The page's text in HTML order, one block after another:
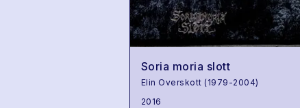
Soria moria slott
Elin Overskott (1979-2004)
2016